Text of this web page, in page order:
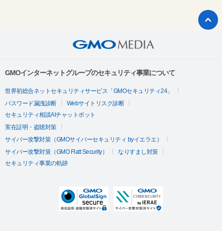
GMOインターネットグループのセキュリティ事業について
世界初総合ネットセキュリティサービス「GMOセキュリティ24」
パスワード漏洩診断
Webサイトリスク診断
セキュリティ相談AIチャットボット
実在証明・盗聴対策
サイバー攻撃対策（GMOサイバーセキュリティ byイエラエ）
サイバー攻撃対策（GMO Flatt Security）
なりすまし対策
セキュリティ事業の軌跡